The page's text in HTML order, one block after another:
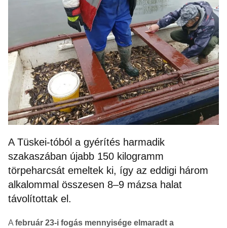
A Tüskei-tóból a gyérítés harmadik
szakaszában újabb 150 kilogramm
törpeharcsát emeltek ki, így az eddigi három
alkalommal összesen 8–9 mázsa halat
távolítottak el.
A február 23-i fogás mennyisége elmaradt a